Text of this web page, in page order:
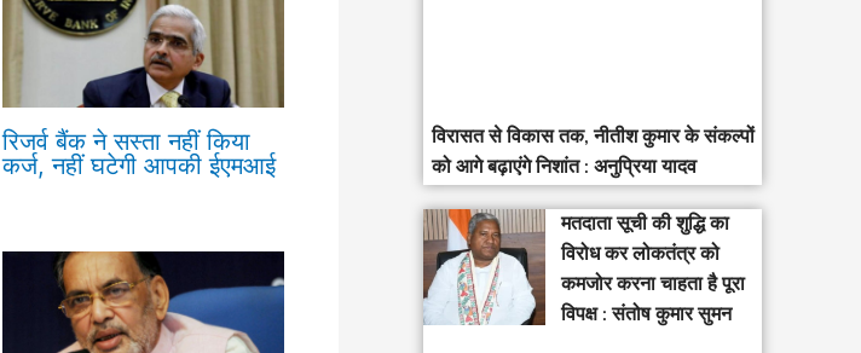
रिजर्व बैंक ने सस्ता नहीं किया
कर्ज, नहीं घटेगी आपकी ईएमआई
विरासत से विकास तक, नीतीश कुमार के संकल्पों
को आगे बढ़ाएंगे निशांत : अनुप्रिया यादव
मतदाता सूची की शुद्धि का
विरोध कर लोकतंत्र को
कमजोर करना चाहता है पूरा
विपक्ष : संतोष कुमार सुमन